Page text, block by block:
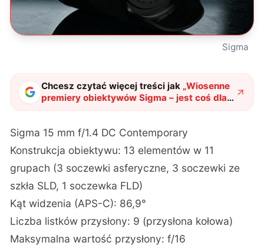
Sigma
Chcesz czytać więcej treści jak „Wiosenne
premiery obiektywów Sigma – jest coś dla
każdego"?
Sigma 15 mm f/1.4 DC Contemporary
Konstrukcja obiektywu: 13 elementów w 11
grupach (3 soczewki asferyczne, 3 soczewki ze
szkła SLD, 1 soczewka FLD)
Kąt widzenia (APS-C): 86,9°
Liczba listków przysłony: 9 (przysłona kołowa)
Maksymalna wartość przysłony: f/16